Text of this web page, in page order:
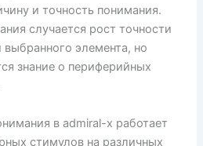
и точность понимания.
случается рост точности
элемента, но
знание о периферийных
в admiral-x работает
стимулов на различных